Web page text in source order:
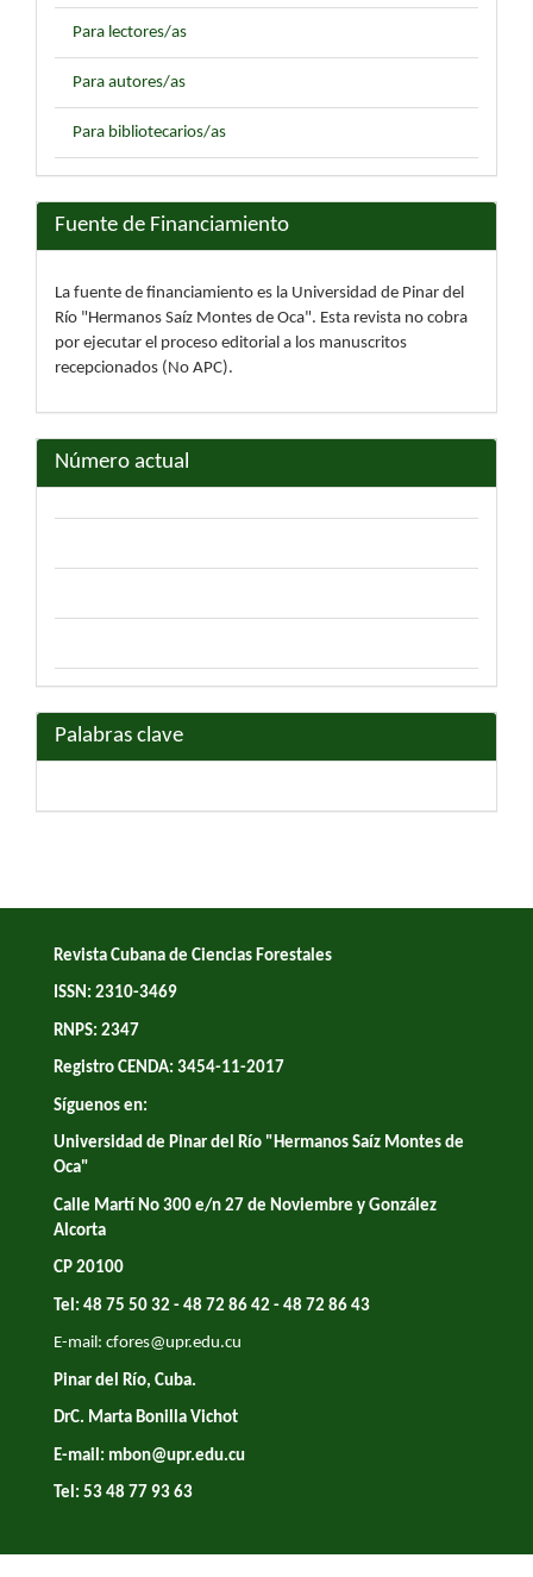
Para lectores/as
Para autores/as
Para bibliotecarios/as
Fuente de Financiamiento
La fuente de financiamiento es la Universidad de Pinar del
Río "Hermanos Saíz Montes de Oca". Esta revista no cobra
por ejecutar el proceso editorial a los manuscritos
recepcionados (No APC).
Número actual
Palabras clave
Revista Cubana de Ciencias Forestales
ISSN: 2310-3469
RNPS: 2347
Registro CENDA: 3454-11-2017
Síguenos en:
Universidad de Pinar del Río "Hermanos Saíz Montes de
Oca"
Calle Martí No 300 e/n 27 de Noviembre y González
Alcorta
CP 20100
Tel: 48 75 50 32 - 48 72 86 42 - 48 72 86 43
E-mail: cfores@upr.edu.cu
Pinar del Río, Cuba.
DrC. Marta Bonilla Vichot
E-mail: mbon@upr.edu.cu
Tel: 53 48 77 93 63